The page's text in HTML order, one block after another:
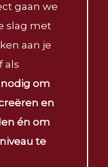
gaan we
slag met
aan je
als
nodig om
en
én om
te